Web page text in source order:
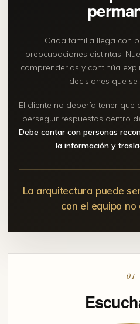
Cada familia llega con
preocupaciones distintas.
comprenderlas y continúa
decisiones que
El cliente no debería tener
perseguir respuestas dentro
Debe contar con personas
la información y
La arquitectura puede
con el equipo no
01